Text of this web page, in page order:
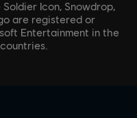
Icon, Snowdrop,
are registered or
Entertainment in the